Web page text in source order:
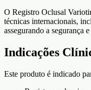
O Registro Oclusal
técnicas internacionais,
assegurando a segurança
Indicações
Este produto é indicado